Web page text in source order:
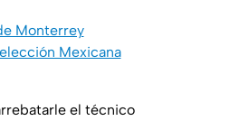
Monterrey
Mexicana
el técnico